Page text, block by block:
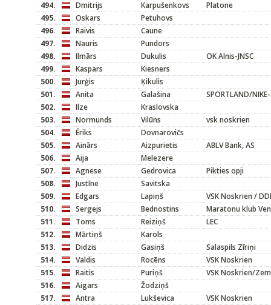
494. Dmitrijs Karpušenkovs
Platone
495.
Oskars
Petuhovs
496.
Raivis
Caune
497.
Nauris
Pundors
498.
Ilmārs Dukulis
OK Alnis-JNSC
499.
Kaspars
Kiesners
500.
Jurģis
Ķikulis
501.
Anita Galašina
SPORTLAND/
502.
Ilze
Kraslovska
503.
Normunds Vilūns
vsk noskrien
504.
Ēriks
Dovnarovičs
505.
Ainārs Aizpurietis
ABLV Bank, AS
506.
Aija
Melezere
507.
Agnese Gedrovica
Pikties opji
508.
Justīne
Savitska
509.
Edgars Lapiņš
VSK Noskrien /
510.
Sergejs Bednostins
Maratonu klub
511.
Toms Reiziņš
LEC
512.
Mārtiņš
Karols
513.
Didzis Gasiņš
Salaspils Zīriņi
514.
Valdis Rocēns
VSK Noskrien
515.
Raitis Puriņš
VSK Noskrien/
516.
Aigars
Žodziņš
517.
Antra Lukševica
VSK Noskrien